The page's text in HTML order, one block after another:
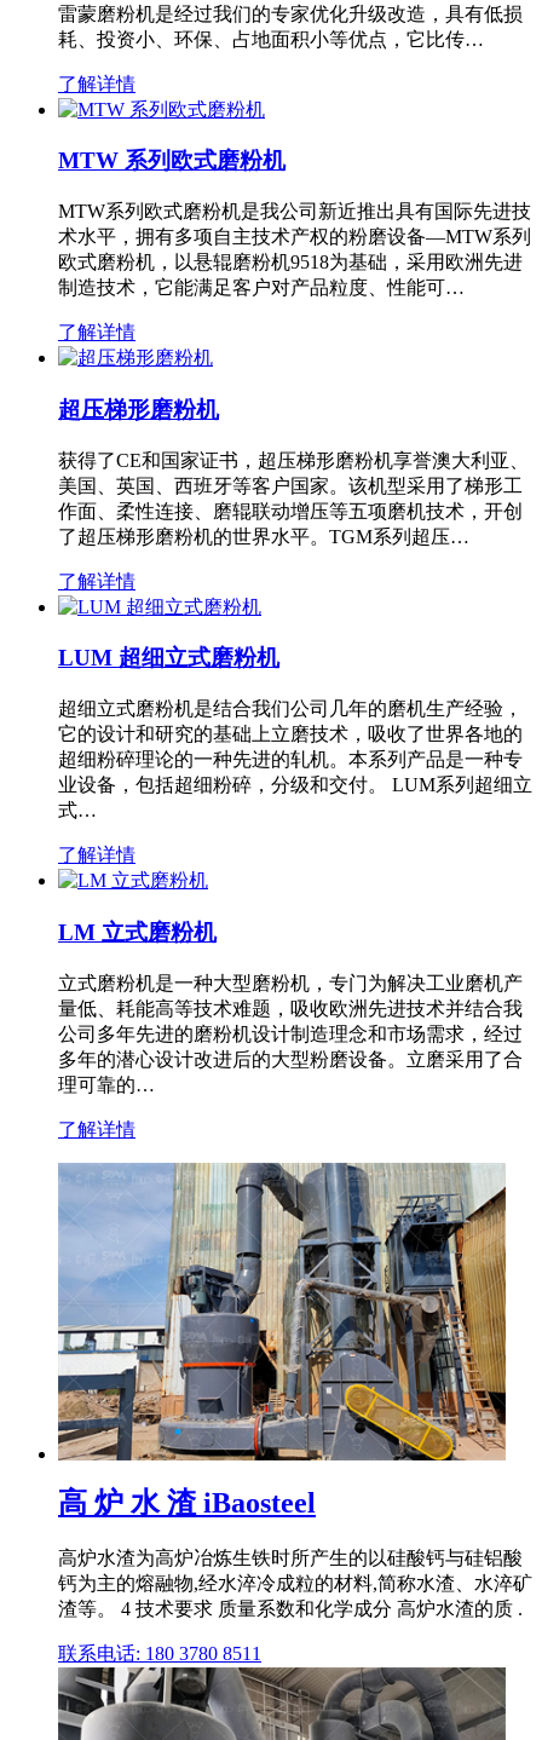
雷蒙磨粉机是经过我们的专家优化升级改造，具有低损
耗、投资小、环保、占地面积小等优点，它比传…
了解详情
MTW 系列欧式磨粉机
MTW系列欧式磨粉机是我公司新近推出具有国际先进技
术水平，拥有多项自主技术产权的粉磨设备—MTW系列
欧式磨粉机，以悬辊磨粉机9518为基础，采用欧洲先进
制造技术，它能满足客户对产品粒度、性能可…
了解详情
超压梯形磨粉机
获得了CE和国家证书，超压梯形磨粉机享誉澳大利亚、
美国、英国、西班牙等客户国家。该机型采用了梯形工
作面、柔性连接、磨辊联动增压等五项磨机技术，开创
了超压梯形磨粉机的世界水平。TGM系列超压…
了解详情
LUM 超细立式磨粉机
超细立式磨粉机是结合我们公司几年的磨机生产经验，
它的设计和研究的基础上立磨技术，吸收了世界各地的
超细粉碎理论的一种先进的轧机。本系列产品是一种专
业设备，包括超细粉碎，分级和交付。 LUM系列超细立
式…
了解详情
LM 立式磨粉机
立式磨粉机是一种大型磨粉机，专门为解决工业磨机产
量低、耗能高等技术难题，吸收欧洲先进技术并结合我
公司多年先进的磨粉机设计制造理念和市场需求，经过
多年的潜心设计改进后的大型粉磨设备。立磨采用了合
理可靠的…
了解详情
高 炉 水 渣 iBaosteel
高炉水渣为高炉冶炼生铁时所产生的以硅酸钙与硅铝酸
钙为主的熔融物,经水淬冷成粒的材料,简称水渣、水淬矿
渣等。 4 技术要求 质量系数和化学成分 高炉水渣的质 .
联系电话: 180 3780 8511